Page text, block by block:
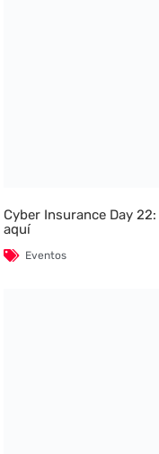
Cyber Insurance Day
aquí
Eventos